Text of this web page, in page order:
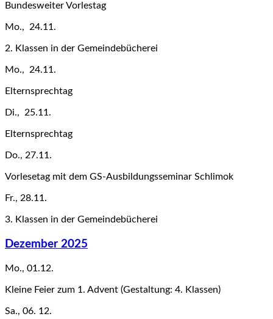
Bundesweiter Vorlestag
Mo., 24.11.
2. Klassen in der Gemeindebücherei
Mo., 24.11.
Elternsprechtag
Di., 25.11.
Elternsprechtag
Do., 27.11.
Vorlesetag mit dem GS-Ausbildungsseminar Schlimok
Fr., 28.11.
3. Klassen in der Gemeindebücherei
Dezember 2025
Mo., 01.12.
Kleine Feier zum 1. Advent (Gestaltung: 4. Klassen)
Sa., 06. 12.